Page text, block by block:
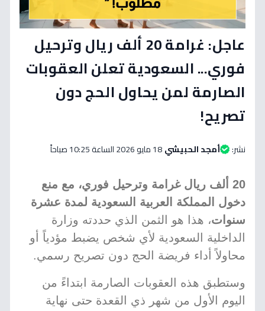
عاجل: غرامة 20 ألف ريال وترحيل
فوري... السعودية تعلن العقوبات
الصارمة لمن يحاول الحج دون
تصريح!
نشر: أمجد الحبيشي18 مايو 2026 الساعة 10:25 صباحاً
20 ألف ريال غرامة وترحيل فوري، مع منع
دخول المملكة العربية السعودية لمدة عشرة
سنوات، هذا هو الثمن الذي حددته وزارة
الداخلية السعودية لأي شخص يضبط مؤدياً أو
محاولاً أداء فريضة الحج دون تصريح رسمي.
وستطبق هذه العقوبات الصارمة ابتداءً من
اليوم الأول من شهر ذي القعدة حتى نهاية